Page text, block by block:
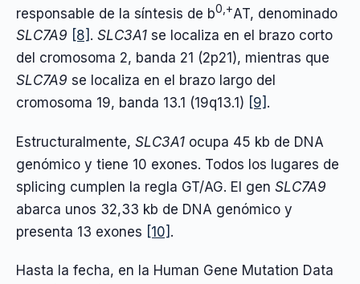
responsable de la síntesis de b0,+AT, denominado
SLC7A9 [8] . SLC3A1 se localiza en el brazo corto
del cromosoma 2, banda 21 (2p21), mientras que
SLC7A9 se localiza en el brazo largo del
cromosoma 19, banda 13.1 (19q13.1) [9] .
Estructuralmente, SLC3A1 ocupa 45 kb de DNA
genómico y tiene 10 exones. Todos los lugares de
splicing cumplen la regla GT/AG. El gen SLC7A9
abarca unos 32,33 kb de DNA genómico y
presenta 13 exones [10] .
Hasta la fecha, en la Human Gene Mutation Data